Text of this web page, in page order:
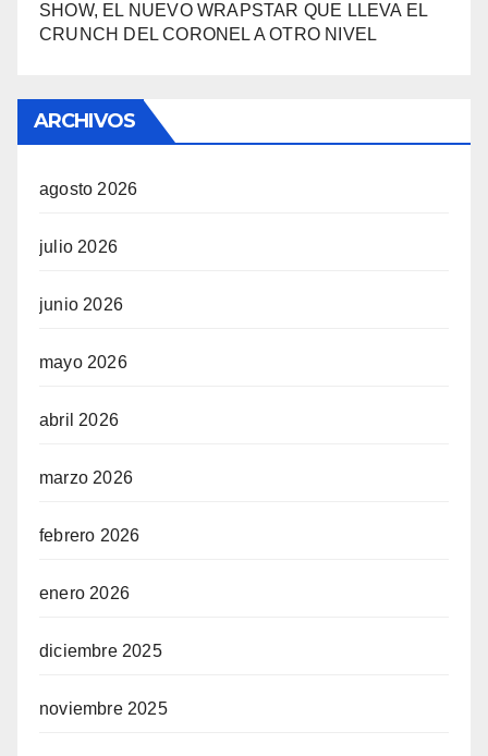
SHOW, EL NUEVO WRAPSTAR QUE LLEVA EL
CRUNCH DEL CORONEL A OTRO NIVEL
ARCHIVOS
agosto 2026
julio 2026
junio 2026
mayo 2026
abril 2026
marzo 2026
febrero 2026
enero 2026
diciembre 2025
noviembre 2025